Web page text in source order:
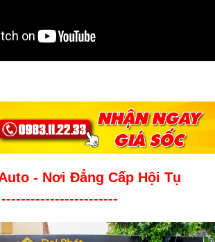
- Nơi Đẳng Cấp Hội Tụ
------------------------